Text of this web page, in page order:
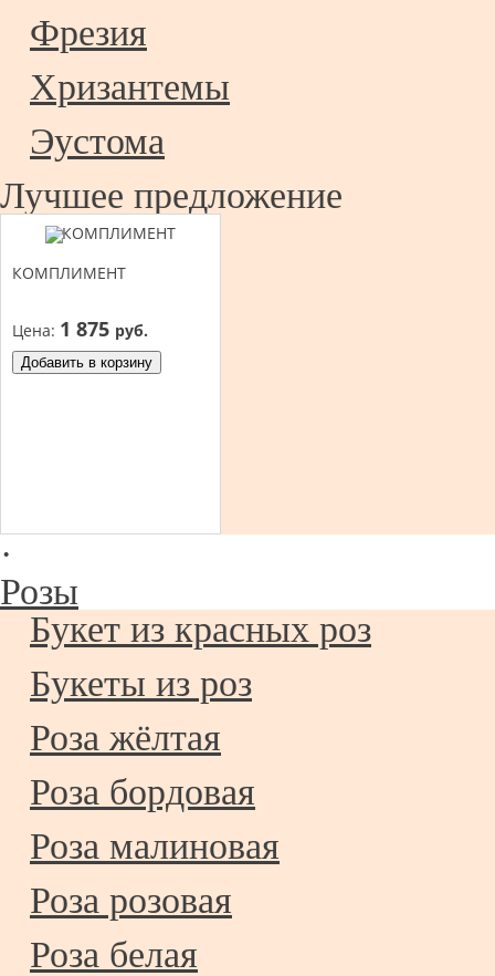
Фрезия
Хризантемы
Эустома
Лучшее предложение
КОМПЛИМЕНТ
Цена: 1 875 руб.
Добавить в корзину
·
Розы
Букет из красных роз
Букеты из роз
Роза жёлтая
Роза бордовая
Роза малиновая
Роза розовая
Роза белая